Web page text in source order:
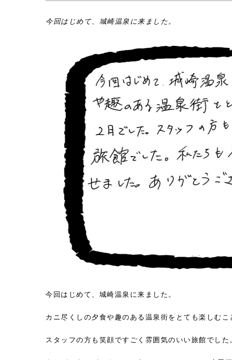
今回はじめて、城崎温泉に来ました。
今回はじめて、城崎温泉に来ました。
カニ尽くしの夕食や趣のある温泉街をとても楽しむこ
スタッフの方も笑顔ですごく雰囲気のいい旅館でした